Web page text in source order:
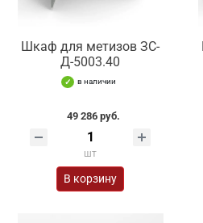
Шкаф для метизов ЗС-
Д-5003.40
в наличии
49 286 руб.
шт
В корзину